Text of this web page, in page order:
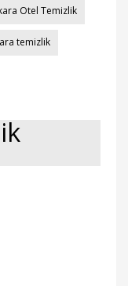
Otel Temizlik
temizlik